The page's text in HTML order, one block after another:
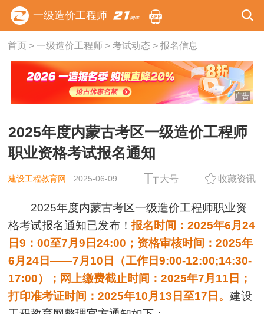
一级造价工程师
首页> 一级造价工程师> 考试动态 > 报名信息
广告
2025年度内蒙古考区一级造价工程师
职业资格考试报名通知
建设工程教育网 2025-06-09 大号 收藏资讯
2025年度内蒙古考区一级造价工程师职业资
格考试报名通知已发布！报名时间：2025年6月24
日9：00至7月9日24:00；资格审核时间：2025年
6月24日——7月10日（工作日9:00-12:00;14:30-
17:00）；网上缴费截止时间：2025年7月11日；
打印准考证时间：2025年10月13日至17日。建设